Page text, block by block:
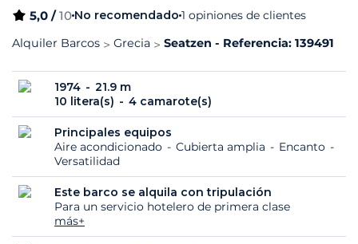
5,0 /10 No recomendado 1 opiniones de clientes
Alquiler Barcos
Grecia Seatzen - Referencia: 139491
1974
21.9 m
10 litera(s)
4 camarote(s)
Principales equipos
Aire acondicionado
Cubierta amplia
Encanto
Versatilidad
Este barco se alquila con tripulación
Para un servicio hotelero de primera clase
más+